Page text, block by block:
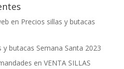
en Precios sillas y butacas
y butacas Semana Santa 2023
en VENTA SILLAS